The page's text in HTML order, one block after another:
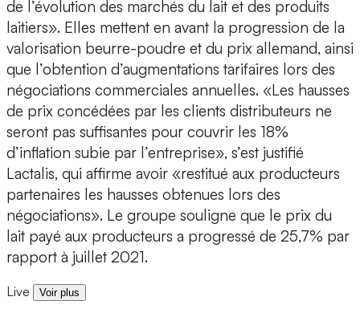
de l’évolution des marchés du lait et des produits
laitiers». Elles mettent en avant la progression de la
valorisation beurre-poudre et du prix allemand, ainsi
que l’obtention d’augmentations tarifaires lors des
négociations commerciales annuelles. «Les hausses
de prix concédées par les clients distributeurs ne
seront pas suffisantes pour couvrir les 18%
d’inflation subie par l’entreprise», s’est justifié
Lactalis, qui affirme avoir «restitué aux producteurs
partenaires les hausses obtenues lors des
négociations». Le groupe souligne que le prix du
lait payé aux producteurs a progressé de 25,7% par
rapport à juillet 2021.
Live Voir plus